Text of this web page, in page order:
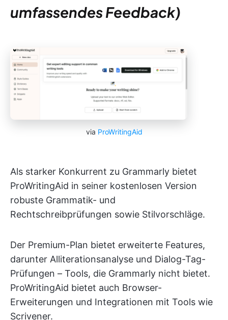
umfassendes Feedback)
via ProWritingAid
Als starker Konkurrent zu Grammarly bietet
ProWritingAid in seiner kostenlosen Version
robuste Grammatik- und
Rechtschreibprüfungen sowie Stilvorschläge.
Der Premium-Plan bietet erweiterte Features,
darunter Alliterationsanalyse und Dialog-Tag-
Prüfungen – Tools, die Grammarly nicht bietet.
ProWritingAid bietet auch Browser-
Erweiterungen und Integrationen mit Tools wie
Scrivener.